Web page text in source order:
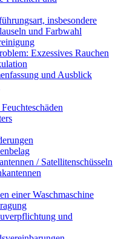
insbesondere
und Farbwahl
Exzessives Rauchen
und Ausblick
/ Satellitenschüsseln
einer Waschmaschine
und